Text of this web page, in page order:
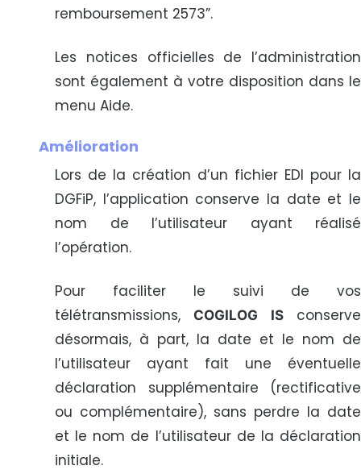
remboursement 2573”.
Les notices officielles de l’administration
sont également à votre disposition dans le
menu Aide.
Amélioration
Lors de la création d’un fichier EDI pour la
DGFiP, l’application conserve la date et le
nom de l’utilisateur ayant réalisé
l’opération.
Pour faciliter le suivi de vos
télétransmissions,
COGILOG ISconserve
désormais, à part, la date et le nom de
l’utilisateur ayant fait une éventuelle
déclaration supplémentaire (rectificative
ou complémentaire), sans perdre la date
et le nom de l’utilisateur de la déclaration
initiale.